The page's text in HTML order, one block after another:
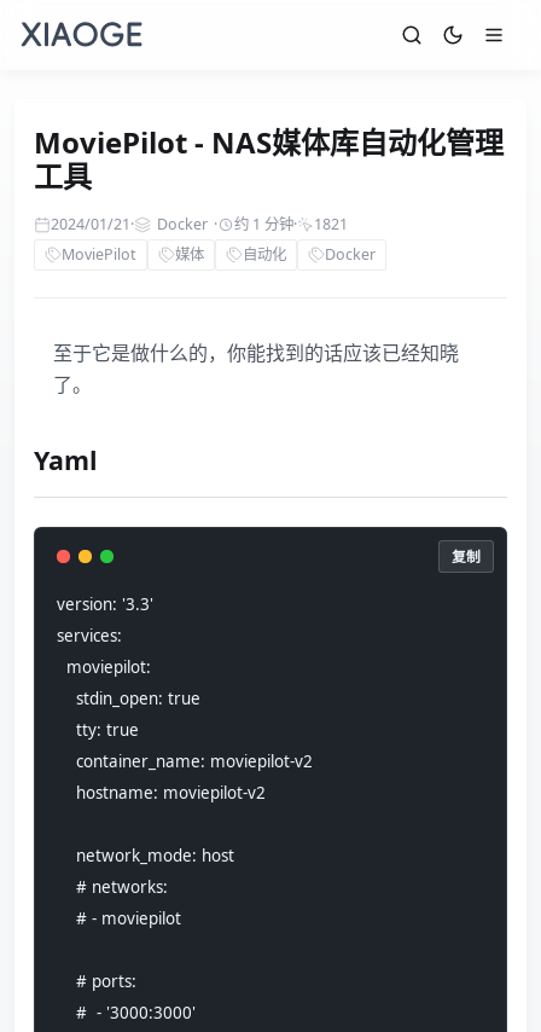
MoviePilot - NAS媒体库自动化管理
工具
2024/01/21· Docker · 约 1 分钟·
1821
MoviePilot
媒体 自动化 Docker
至于它是做什么的，你能找到的话应该已经知晓
了。
Yaml
version: '3.3'
services:
  moviepilot:
    stdin_open: true
    tty: true
    container_name: moviepilot-v2
    hostname: moviepilot-v2
    network_mode: host
    # networks:
    # - moviepilot
    # ports:
    #  - '3000:3000'
复制